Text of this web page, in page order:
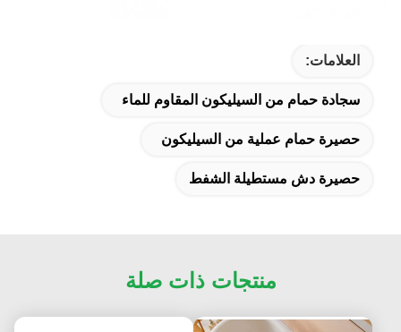
العلامات:
سجادة حمام من السيليكون المقاوم للماء
حصيرة حمام عملية من السيليكون
حصيرة دش مستطيلة الشفط
منتجات ذات صلة